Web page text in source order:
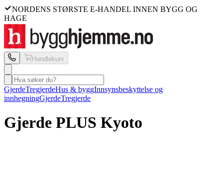
NORDENS STØRSTE E-HANDEL INNEN BYGG OG
HAGE
Handlekurv
GjerdeTregjerdeHus & byggInnsynsbeskyttelse og
innhegningGjerdeTregjerde
Gjerde PLUS Kyoto